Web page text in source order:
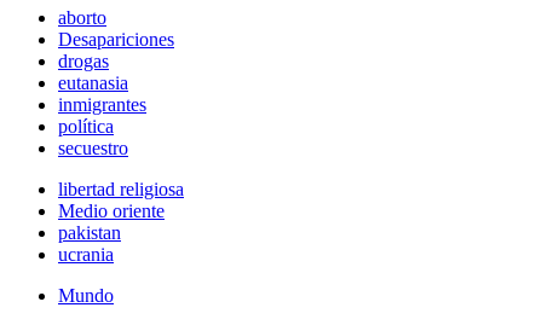
aborto
Desapariciones
drogas
eutanasia
inmigrantes
política
secuestro
libertad religiosa
Medio oriente
pakistan
ucrania
Mundo